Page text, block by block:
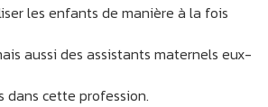
les enfants de manière à la fois
aussi des assistants maternels eux-
dans cette profession.